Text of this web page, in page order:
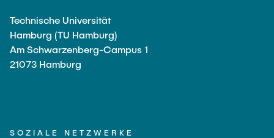
Technische Universität
Hamburg (TU Hamburg)
Am Schwarzenberg-Campus 1
21073 Hamburg
SOZIALE NETZWERKE